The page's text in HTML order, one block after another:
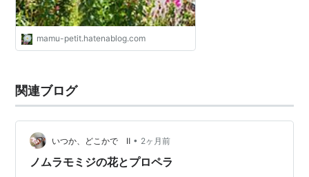
mamu-petit.hatenablog.com
関連ブログ
いつか、どこかで Ⅱ • 2ヶ月前
ノムラモミジの花とプロペラ